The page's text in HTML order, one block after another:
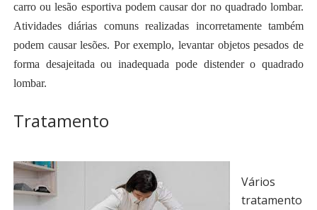
carro ou lesão esportiva podem causar dor no quadrado lombar.
Atividades diárias comuns realizadas incorretamente também
podem causar lesões. Por exemplo, levantar objetos pesados ​​de
forma desajeitada ou inadequada pode distender o quadrado
lombar.
Tratamento
Vários
tratamento